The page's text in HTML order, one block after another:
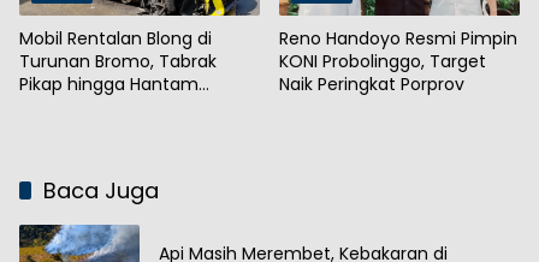
Mobil Rentalan Blong di
Turunan Bromo, Tabrak
Pikap hingga Hantam
Reno Handoyo Resmi Pimpin
KONI Probolinggo, Target
Naik Peringkat Porprov
Baca Juga
Api Masih Merembet, Kebakaran di